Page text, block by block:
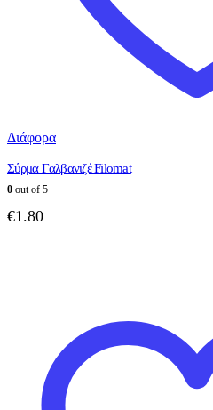
Διάφορα
Σύρμα Γαλβανιζέ Filomat
0 out of 5
€1.80